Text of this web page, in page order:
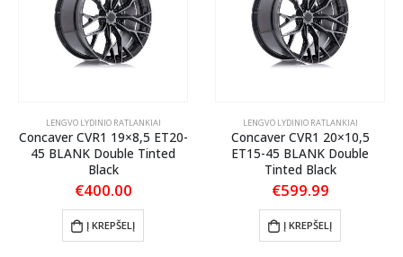
LENGVO LYDINIO RATLANKIAI
Concaver CVR1 19×8,5 ET20-
45 BLANK Double Tinted
Black
€400.00
Į KREPŠELĮ
LENGVO LYDINIO RATLANKIAI
Concaver CVR1 20×10,5
ET15-45 BLANK Double
Tinted Black
€599.99
Į KREPŠELĮ